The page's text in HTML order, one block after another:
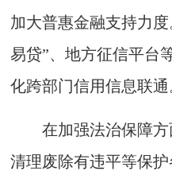
加大普惠金融支持力
易贷”、地方征信平台
化跨部门信用信息联通
在加强法治保障
清理废除有违平等保